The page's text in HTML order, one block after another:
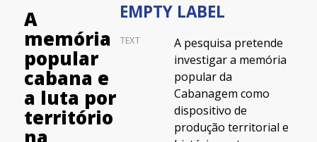
A
memória
popular
cabana e
a luta por
território
EMPTY LABEL
TEXT
A pesquisa pretende
investigar a memória
popular da
Cabanagem como
dispositivo de
produção territorial e